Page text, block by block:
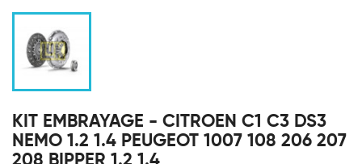
KIT EMBRAYAGE - CITROEN C1 C3 DS3
NEMO 1.2 1.4 PEUGEOT 1007 108 206 207